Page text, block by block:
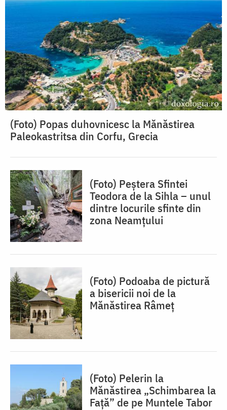
(Foto) Popas duhovnicesc la Mănăstirea
Paleokastritsa din Corfu, Grecia
(Foto) Peștera Sfintei
Teodora de la Sihla – unul
dintre locurile sfinte din
zona Neamțului
(Foto) Podoaba de pictură
a bisericii noi de la
Mănăstirea Râmeț
(Foto) Pelerin la
Mănăstirea „Schimbarea la
Față” de pe Muntele Tabor